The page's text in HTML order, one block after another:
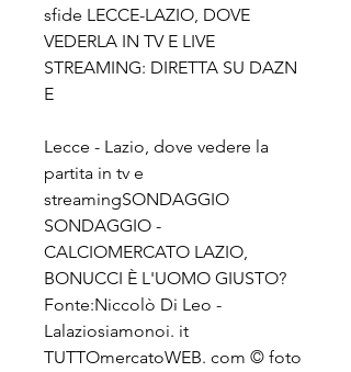
sfide LECCE-LAZIO, DOVE
VEDERLA IN TV E LIVE
STREAMING: DIRETTA SU DAZN
E
Lecce - Lazio, dove vedere la
partita in tv e
streamingSONDAGGIO
SONDAGGIO -
CALCIOMERCATO LAZIO,
BONUCCI È L'UOMO GIUSTO?
Fonte:Niccolò Di Leo -
Lalaziosiamonoi. it
TUTTOmercatoWEB. com © foto